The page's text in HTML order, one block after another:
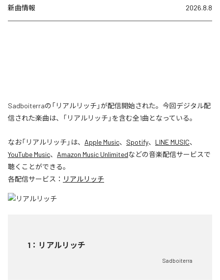
新曲情報 2026.8.8
Sadboiterraの「リアルリッチ」が配信開始された。今回デジタル配
信された楽曲は、「リアルリッチ」を含む全1曲となっている。
なお「リアルリッチ 」は、 Apple Music、 Spotify、 LINE MUSIC、
YouTube Music、 Amazon Music Unlimitedなどの音楽配信サービスで
聴くことができる。
各配信サービス： リアルリッチ
1 ： リアルリッチ
Sadboiterra